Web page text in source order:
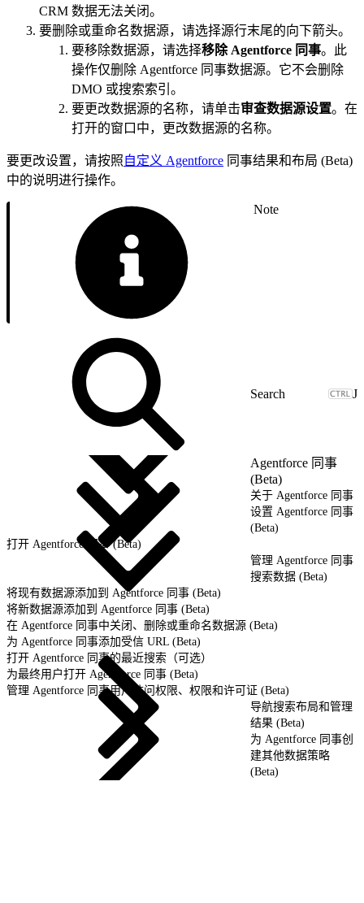
CRM 数据无法关闭。
要删除或重命名数据源，请选择源行末尾的向下箭头。
要移除数据源，请选择移除 Agentforce 同事。此
操作仅删除 Agentforce 同事数据源。它不会删除
DMO 或搜索索引。
要更改数据源的名称，请单击审查数据源设置。在
打开的窗口中，更改数据源的名称。
要更改设置，请按照自定义 Agentforce 同事结果和布局 (Beta)
中的说明进行操作。
Note
J
Agentforce 同事
(Beta)
关于 Agentforce 同事
设置 Agentforce 同事
(Beta)
打开 Agentforce 同事 (Beta)
管理 Agentforce 同事
搜索数据 (Beta)
将现有数据源添加到 Agentforce 同事 (Beta)
将新数据源添加到 Agentforce 同事 (Beta)
在 Agentforce 同事中关闭、删除或重命名数据源 (Beta)
为 Agentforce 同事添加受信 URL (Beta)
打开 Agentforce 同事的最近搜索（可选）
为最终用户打开 Agentforce 同事 (Beta)
管理 Agentforce 同事用户访问权限、权限和许可证 (Beta)
导航搜索布局和管理
结果 (Beta)
为 Agentforce 同事创
建其他数据策略
(Beta)